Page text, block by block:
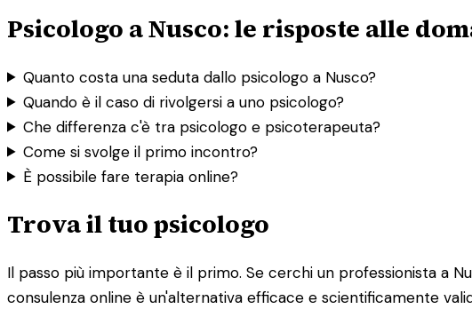
Psicologo a Nusco: le risposte alle
Quanto costa una seduta dallo psicologo a Nusco?
Quando è il caso di rivolgersi a uno psicologo?
Che differenza c'è tra psicologo e psicoterapeuta?
Come si svolge il primo incontro?
È possibile fare terapia online?
Trova il tuo psicologo
Il passo più importante è il primo. Se cerchi un professionista a
consulenza online è un'alternativa efficace e scientificamente